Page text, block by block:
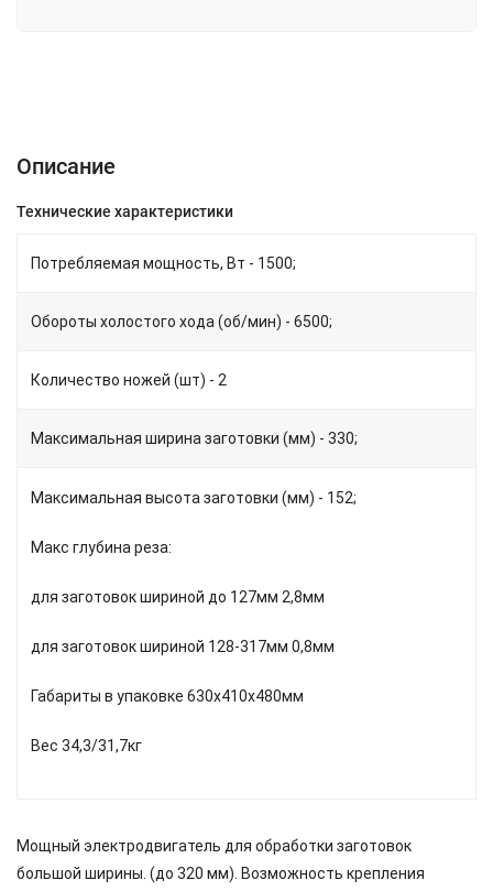
Описание
Технические характеристики
Потребляемая мощность, Вт - 1500;
Обороты холостого хода (об/мин) - 6500;
Количество ножей (шт) - 2
Максимальная ширина заготовки (мм) - 330;
Максимальная высота заготовки (мм) - 152;
Макс глубина реза:
для заготовок шириной до 127мм 2,8мм
для заготовок шириной 128-317мм 0,8мм
Габариты в упаковке 630х410х480мм
Вес 34,3/31,7кг
Мощный электродвигатель для обработки заготовок
большой ширины. (до 320 мм). Возможность крепления